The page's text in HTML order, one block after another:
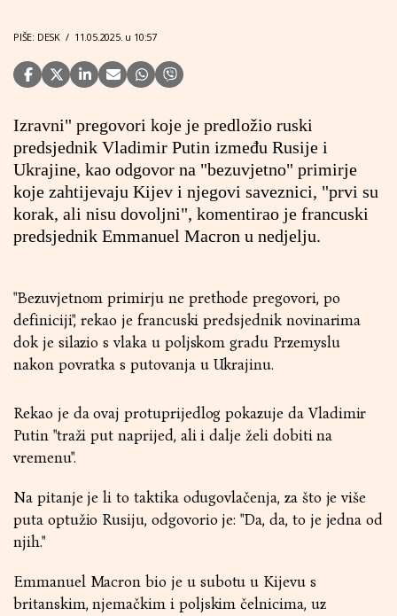
PIŠE: DESK / 11.05.2025. u 10:57
Izravni" pregovori koje je predložio ruski
predsjednik Vladimir Putin između Rusije i
Ukrajine, kao odgovor na "bezuvjetno" primirje
koje zahtijevaju Kijev i njegovi saveznici, "prvi su
korak, ali nisu dovoljni", komentirao je francuski
predsjednik Emmanuel Macron u nedjelju.
"Bezuvjetnom primirju ne prethode pregovori, po
definiciji", rekao je francuski predsjednik novinarima
dok je silazio s vlaka u poljskom gradu Przemyslu
nakon povratka s putovanja u Ukrajinu.
Rekao je da ovaj protuprijedlog pokazuje da Vladimir
Putin "traži put naprijed, ali i dalje želi dobiti na
vremenu".
Na pitanje je li to taktika odugovlačenja, za što je više
puta optužio Rusiju, odgovorio je: "Da, da, to je jedna od
njih."
Emmanuel Macron bio je u subotu u Kijevu s
britanskim, njemačkim i poljskim čelnicima, uz